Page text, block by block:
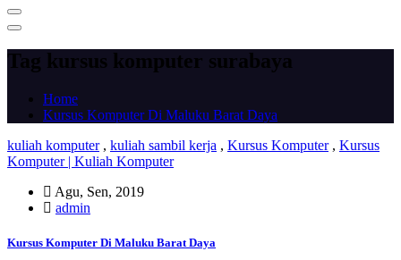
Tag kursus komputer surabaya
Home
Kursus Komputer Di Maluku Barat Daya
kuliah komputer, kuliah sambil kerja , Kursus Komputer, Kursus
Komputer | Kuliah Komputer
Agu, Sen, 2019
admin
Kursus Komputer Di Maluku Barat Daya